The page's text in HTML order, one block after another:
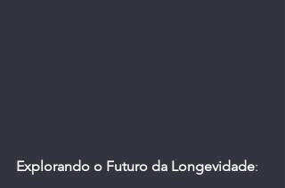
Explorando o Futuro da Longevidade: